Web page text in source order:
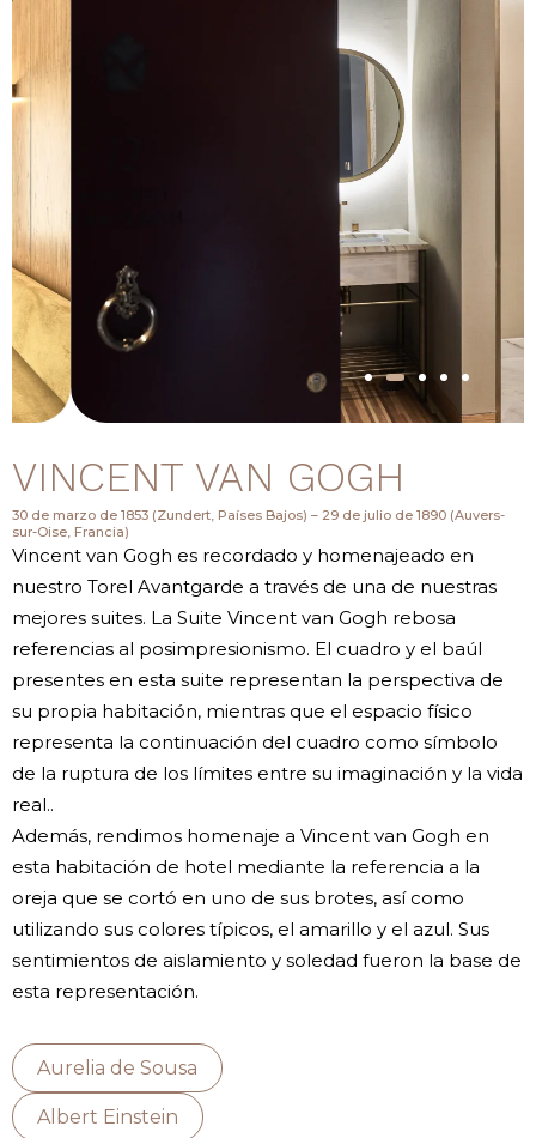
VINCENT VAN GOGH
30 de marzo de 1853 (Zundert, Países Bajos) – 29 de julio de 1890 (Auvers-
sur-Oise, Francia)
Vincent van Gogh es recordado y homenajeado en
nuestro Torel Avantgarde a través de una de nuestras
mejores suites. La Suite Vincent van Gogh rebosa
referencias al posimpresionismo. El cuadro y el baúl
presentes en esta suite representan la perspectiva de
su propia habitación, mientras que el espacio físico
representa la continuación del cuadro como símbolo
de la ruptura de los límites entre su imaginación y la vida
real..
Además, rendimos homenaje a Vincent van Gogh en
esta habitación de hotel mediante la referencia a la
oreja que se cortó en uno de sus brotes, así como
utilizando sus colores típicos, el amarillo y el azul. Sus
sentimientos de aislamiento y soledad fueron la base de
esta representación.
Aurelia de Sousa
Albert Einstein